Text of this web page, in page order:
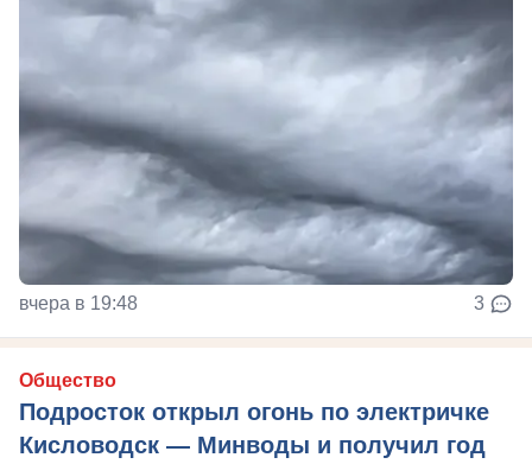
вчера в 19:48 3
Общество
Подросток открыл огонь по электричке
Кисловодск — Минводы и получил год